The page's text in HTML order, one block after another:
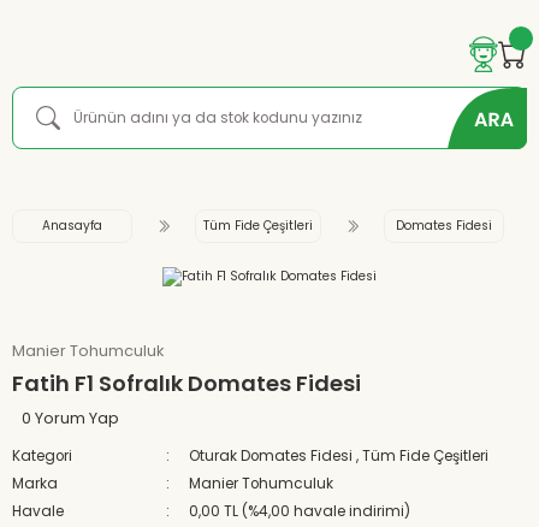
Anasayfa Tüm Fide Çeşitleri Domates Fidesi
Manier Tohumculuk
Fatih F1 Sofralık Domates Fidesi
0 Yorum Yap
Kategori Oturak Domates Fidesi ,Tüm Fide Çeşitleri
Marka
Manier Tohumculuk
Havale
0,00 TL (%4,00 havale indirimi)